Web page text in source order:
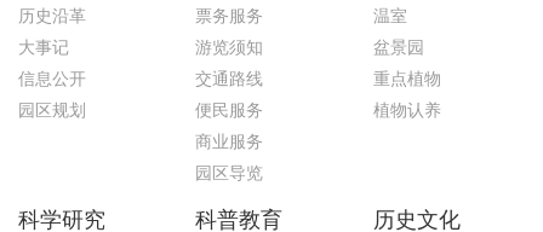
历史沿革
大事记
信息公开
园区规划
票务服务
游览须知
交通路线
便民服务
商业服务
园区导览
温室
盆景园
重点植物
植物认养
科学研究 科普教育 历史文化